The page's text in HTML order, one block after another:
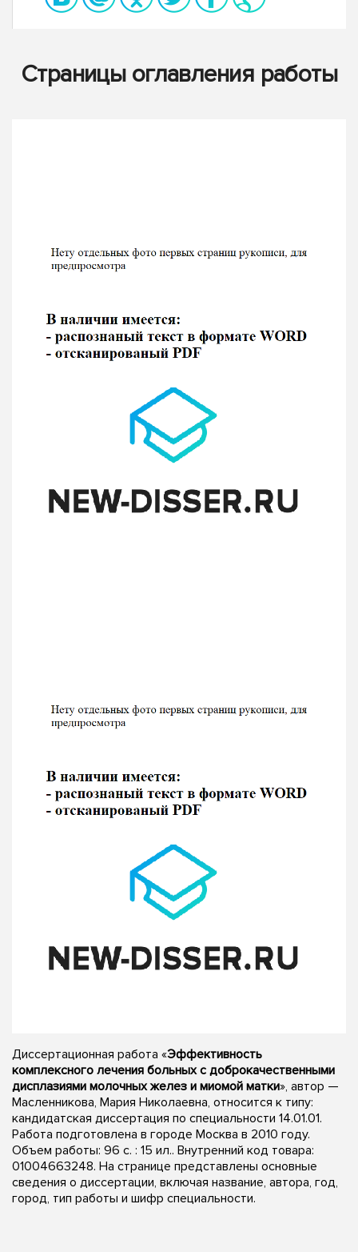
Страницы оглавления работы
Диссертационная работа «Эффективность
комплексного лечения больных с доброкачественными
дисплазиями молочных желез и миомой матки», автор —
Масленникова, Мария Николаевна, относится к типу:
кандидатская диссертация по специальности 14.01.01.
Работа подготовлена в городе Москва в 2010 году.
Объем работы: 96 с. : 15 ил.. Внутренний код товара:
01004663248. На странице представлены основные
сведения о диссертации, включая название, автора, год,
город, тип работы и шифр специальности.